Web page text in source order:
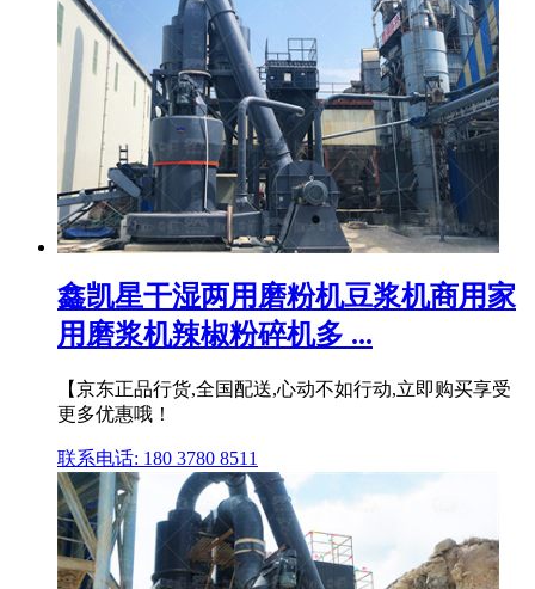
鑫凯星干湿两用磨粉机豆浆机商用家
用磨浆机辣椒粉碎机多 ...
【京东正品行货,全国配送,心动不如行动,立即购买享受
更多优惠哦！
联系电话: 180 3780 8511